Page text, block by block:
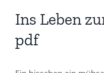
Ins Leben
pdf
of
Unlimluck
in
Revolutionizing